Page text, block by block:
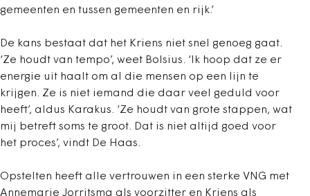
gemeenten en tussen gemeenten en rijk.’
De kans bestaat dat het Kriens niet snel genoeg gaat.
‘Ze houdt van tempo’, weet Bolsius. ‘Ik hoop dat ze er
energie uit haalt om al die mensen op een lijn te
krijgen. Ze is niet iemand die daar veel geduld voor
heeft’, aldus Karakus. ‘Ze houdt van grote stappen, wat
mij betreft soms te groot. Dat is niet altijd goed voor
het proces’, vindt De Haas.
Opstelten heeft alle vertrouwen in een sterke VNG met
Annemarie Jorritsma als voorzitter en Kriens als